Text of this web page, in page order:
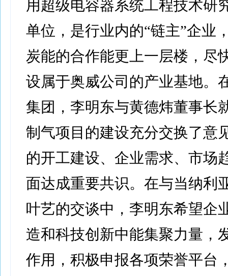
用超级电容器系统工程技术研
单位，是行业内的“链主”企业
炭能的合作能更上一层楼，尽
设属于奥威公司的产业基地。
集团，李明东与黄德炜董事长
制气项目的建设充分交换了意
的开工建设、企业需求、市场
面达成重要共识。在与当纳利
叶艺的交谈中，李明东希望企
造和科技创新中能集聚力量，
作用，积极申报各项荣誉平台